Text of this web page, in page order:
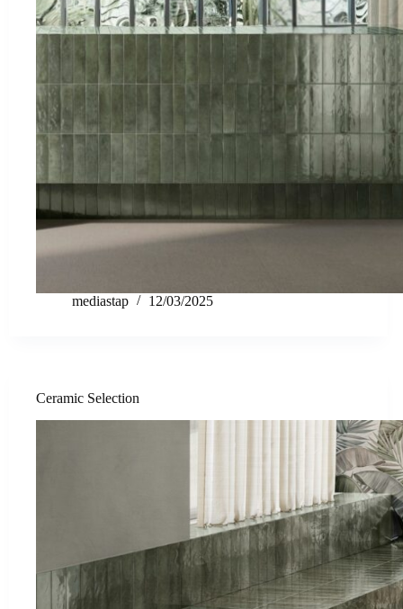
mediastap 12/03/2025
Ceramic Selection